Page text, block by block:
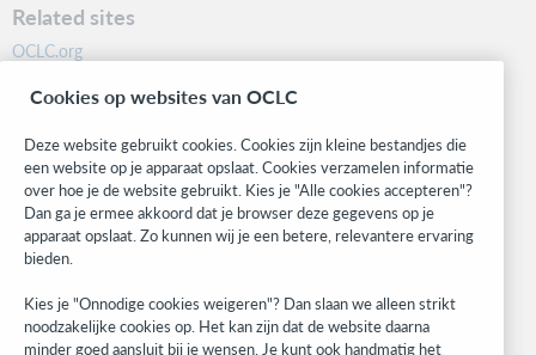
Related sites
OCLC.org
Community
Research
WebJunction
Developer Network
Stay in the know.
Get the latest product updates, research, events, and much more—
right to your inbox.
Cookies op websites van OCLC
Deze website gebruikt cookies. Cookies zijn kleine bestandjes die
een website op je apparaat opslaat. Cookies verzamelen informatie
over hoe je de website gebruikt. Kies je "Alle cookies accepteren"?
Dan ga je ermee akkoord dat je browser deze gegevens op je
apparaat opslaat. Zo kunnen wij je een betere, relevantere ervaring
bieden.
Kies je "Onnodige cookies weigeren"? Dan slaan we alleen strikt
noodzakelijke cookies op. Het kan zijn dat de website daarna
minder goed aansluit bij je wensen. Je kunt ook handmatig het